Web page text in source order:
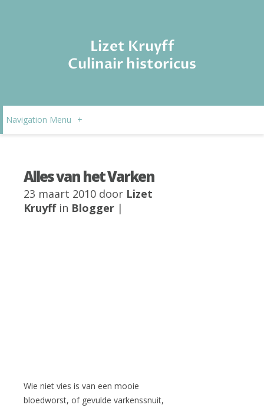
Lizet Kruyff
Culinair historicus
Navigation Menu +
Alles van het Varken
23 maart 2010 door Lizet
Kruyffin Blogger |
Wie niet vies is van een mooie
bloedworst, of gevulde varkenssnuit,